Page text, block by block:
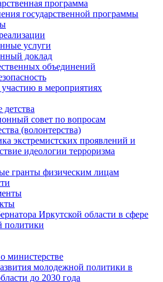
программа
государственной программы
услуги
доклад
объединений
в мероприятиях
детства
совет по вопросам
(волонтерства)
экстремистских проявлений и
идеологии терроризма
гранты физическим лицам
Иркутской области в сфере
политики
министерстве
молодежной политики в
до 2030 года